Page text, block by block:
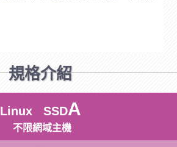
規格介紹
Linux SSDA
不限網域主機